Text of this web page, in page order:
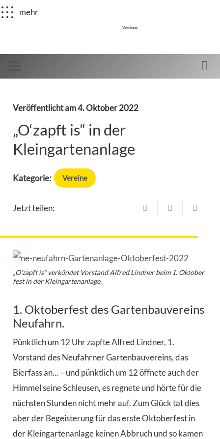
mehr
Werbung
Veröffentlicht am4. Oktober 2022
„O‘zapft is“ in der
Kleingartenanlage
Kategorie: Vereine
Jetzt teilen:
„O’zapft is” verkündet Vorstand Alfred Lindner beim 1. Oktober
fest in der Kleingartenanlage.
1. Oktoberfest des Gartenbauvereins
Neufahrn.
Pünktlich um 12 Uhr zapfte Alfred Lindner, 1.
Vorstand des Neufahrner Gartenbauvereins, das
Bierfass an… – und pünktlich um 12 öffnete auch der
Himmel seine Schleusen, es regnete und hörte für die
nächsten Stunden nicht mehr auf. Zum Glück tat dies
aber der Begeisterung für das erste Oktoberfest in
der Kleingartenanlage keinen Abbruch und so kamen